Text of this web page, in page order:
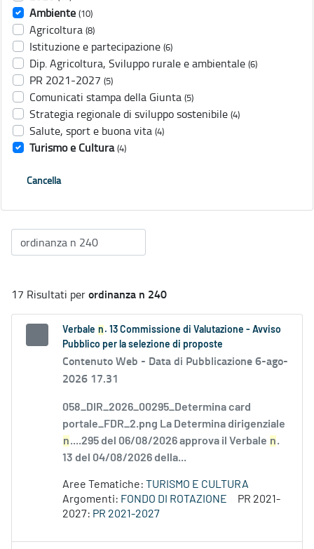
Ambiente (10)
Agricoltura (8)
Istituzione e partecipazione (6)
Dip. Agricoltura, Sviluppo rurale e ambientale (6)
PR 2021-2027 (5)
Comunicati stampa della Giunta (5)
Strategia regionale di sviluppo sostenibile (4)
Salute, sport e buona vita (4)
Turismo e Cultura (4)
Cancella
17 Risultati perordinanza n 240
Verbale n . 13 Commissione di Valutazione - Avviso
Pubblico per la selezione di proposte
Contenuto Web - Data di Pubblicazione 6-ago-
2026 17.31
058_DIR_2026_00295_Determina card
portale_FDR_2.png La Determina dirigenziale
n....295 del 06/08/2026 approva il Verbale n.
13 del 04/08/2026 della...
Aree Tematiche: TURISMO E CULTURA
Argomenti: FONDO DI ROTAZIONE
PR 2021-
2027: PR 2021-2027